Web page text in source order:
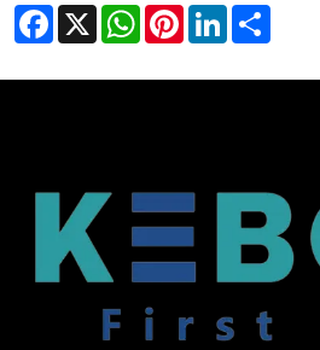
Facebook
X WhatsAppPinterestLinkedIn